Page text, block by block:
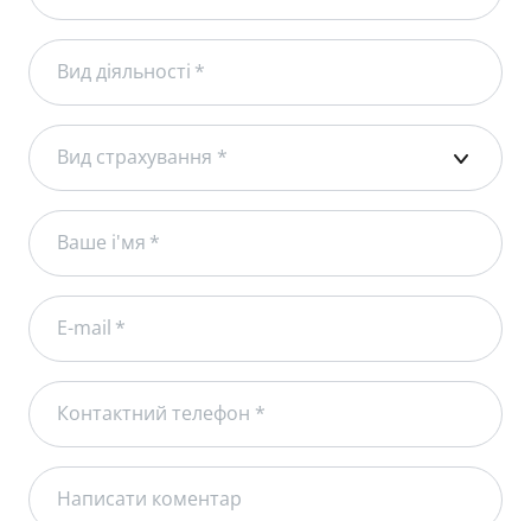
Вид діяльності *
Вид страхування *
Ваше і'мя *
E-mail *
Контактний телефон *
Написати коментар